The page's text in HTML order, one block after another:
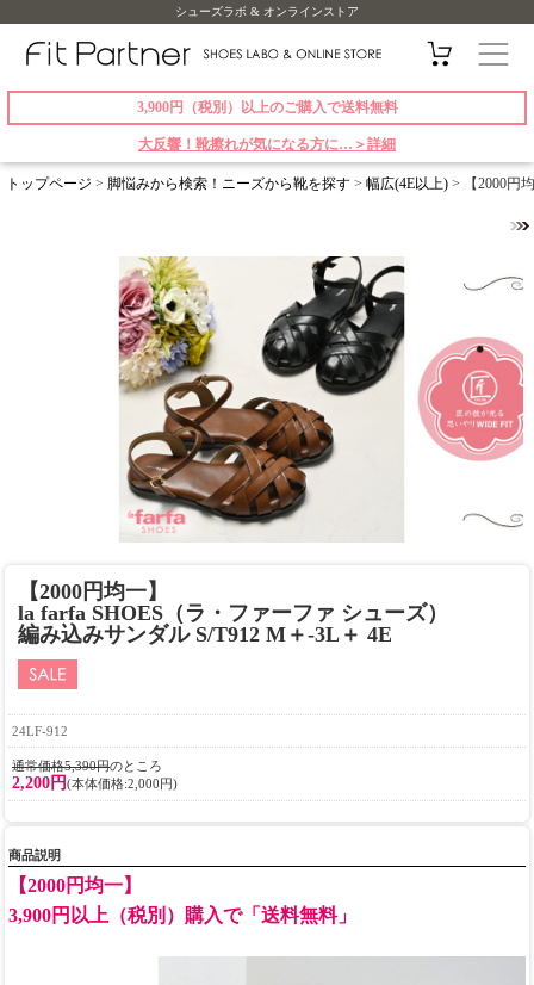
シューズラボ & オンラインストア
3,900円（税別）以上のご購入で送料無料
大反響！靴擦れが気になる方に…＞詳細
トップページ > 脚悩みから検索！ニーズから靴を探す > 幅広(4E以上) > 【2000円
【2000円均一】
la farfa SHOES（ラ・ファーファ シューズ）
編み込みサンダル S/T912 M＋-3L＋ 4E
24LF-912
通常価格5,390円のところ
2,200円(本体価格:2,000円)
商品説明
【2000円均一】
3,900円以上（税別）購入で「送料無料」